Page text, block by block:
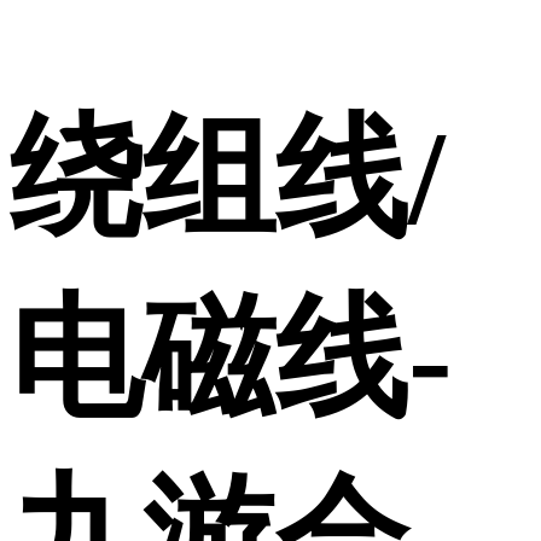
绕组线/
电磁线-